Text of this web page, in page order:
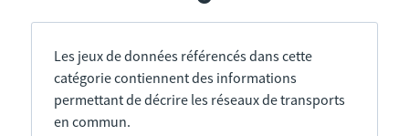
Les jeux de données référencés dans cette
catégorie contiennent des informations
permettant de décrire les réseaux de transports
en commun.